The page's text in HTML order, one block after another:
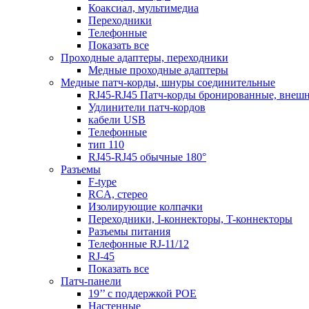
Коаксиал, мультимедиа
Переходники
Телефонные
Показать все
Проходные адаптеры, переходники
Медные проходные адаптеры
Медные патч-корды, шнуры соединительные
RJ45-RJ45 Патч-корды бронированные,
Удлинители патч-кордов
кабели USB
Телефонные
тип 110
RJ45-RJ45 обычные 180°
Разъемы
F-type
RCA, стерео
Изолирующие колпачки
Переходники, I-коннекторы, T-коннекторы
Разъемы питания
Телефонные RJ-11/12
RJ-45
Показать все
Патч-панели
19’’ с поддержкой POE
Настенные